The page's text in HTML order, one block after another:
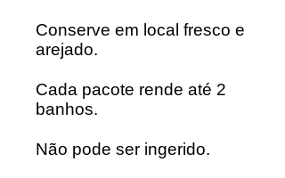
Conserve em local fresco e
arejado.
Cada pacote rende até 2
banhos.
Não pode ser ingerido.